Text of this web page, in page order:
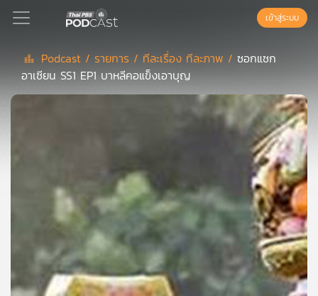
Podcast
ลิ
ลิ
สต์
เข้าสู่ระบบ
Podcast / รายการ / ทีละเรื่อง ทีละภาพ / ซอกแซก
อาเซียน SS1 EP1 บาหลีคอแข็งเอาบุญ